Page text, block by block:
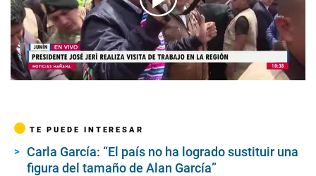
00:00/03:43
TE PUEDE INTERESAR
Carla García: “El país no ha logrado sustituir una
figura del tamaño de Alan García”